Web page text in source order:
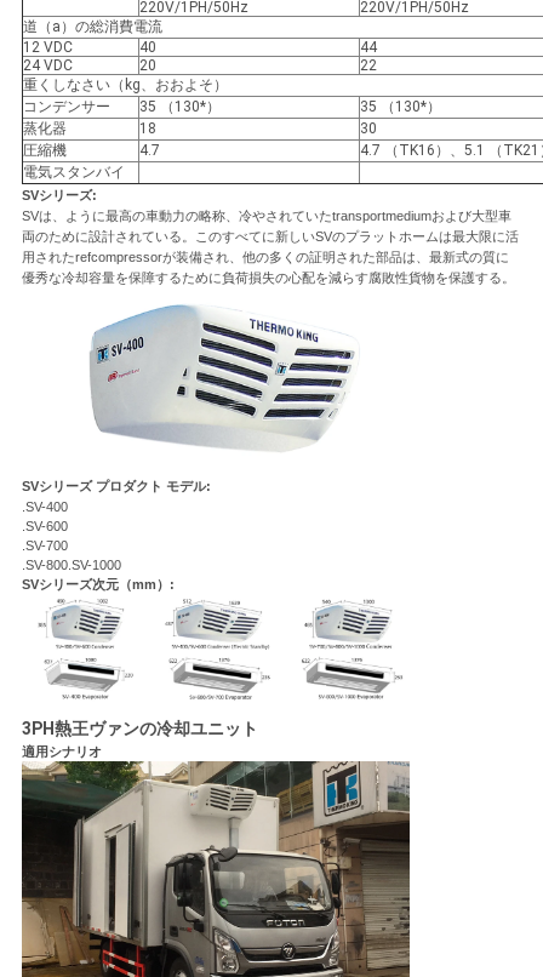
プ
ラ
イ
バ
シ
ー
220V/1PH/50Hz
220V/1PH/50Hz
道（a）の総消費電流
12 VDC
40
44
24 VDC
20
22
重くしなさい（kg、おおよそ）
コンデンサー
35 （130*）
35 （130*）
蒸化器
18
30
圧縮機
4.7
4.7 （TK16）、5.1 （TK21
電気スタンバイ
SVシリーズ:
SVは、ように最高の車動力の略称、冷やされていたtransportmediumおよび大型車
両のために設計されている。このすべてに新しいSVのプラットホームは最大限に活
用されたrefcompressorが装備され、他の多くの証明された部品は、最新式の質に
優秀な冷却容量を保障するために負荷損失の心配を減らす腐敗性貨物を保護する。
SVシリーズ プロダクト モデル:
.SV-400
.SV-600
.SV-700
.SV-800.SV-1000
SVシリーズ次元（mm）:
3PH熱王ヴァンの冷却ユニット
適用シナリオ